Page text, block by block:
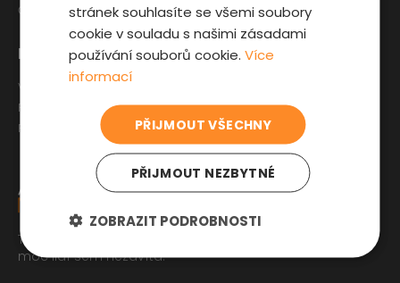
Tak jste se pročetli až sem dolu jo? To zasluhuje respekt,
moc lidí sem nezavítá.
Pro zákazníky
Výběr auta
Fyzická kontrola auta
Prověrka historie
Zajímavosti
Kupní smlouva na auto
Jak registrovat auto
Sleva pro IZS
České Budějovicestránek souhlasíte se všemi soubory
cookie v souladu s našimi zásadami
používání souborů cookie.Více
informací
PŘIJMOUT VŠECHNY
PŘIJMOUT NEZBYTNÉ
ZOBRAZIT PODROBNOSTI